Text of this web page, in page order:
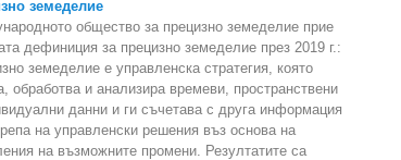
земеделие
общество за прецизно земеделие прие
дефиниция за прецизно земеделие през 2019 г.:
земеделие е управленска стратегия, която
обработва и анализира времеви, пространствени
данни и ги съчетава с друга информация
на управленски решения въз основа на
на възможните промени. Резултатите са